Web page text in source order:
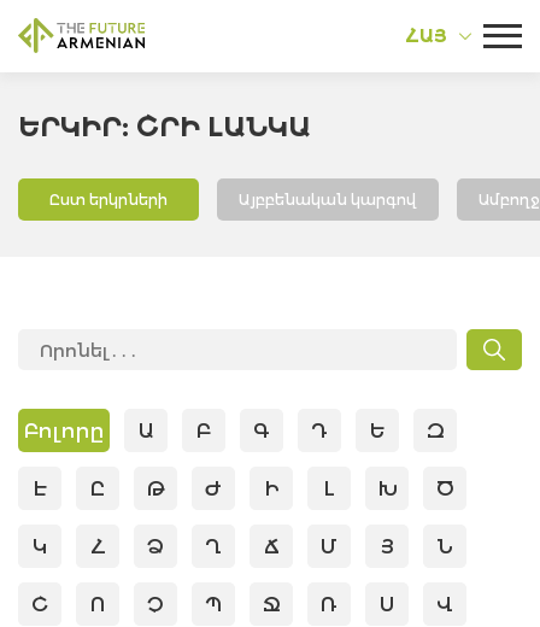
ՀԱՅ
ԵՐԿԻՐ: ՇՐԻ ԼԱՆԿԱ
Ըստ երկրների Այբբենական կարգով
Բոլորը Ա Բ Գ Դ Ե Զ
Է Ը Թ Ժ Ի Լ Խ Ծ
Կ Հ Ձ Ղ Ճ Մ Յ Ն
Շ Ո Չ Պ Ջ Ռ Ս Վ